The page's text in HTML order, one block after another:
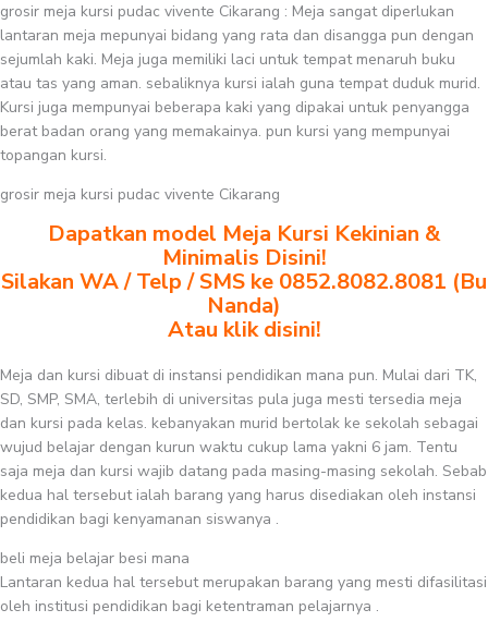
grosir meja kursi pudac vivente Cikarang : Meja sangat diperlukan
lantaran meja mepunyai bidang yang rata dan disangga pun dengan
sejumlah kaki. Meja juga memiliki laci untuk tempat menaruh buku
atau tas yang aman. sebaliknya kursi ialah guna tempat duduk murid.
Kursi juga mempunyai beberapa kaki yang dipakai untuk penyangga
berat badan orang yang memakainya. pun kursi yang mempunyai
topangan kursi.
grosir meja kursi pudac vivente Cikarang
Dapatkan model Meja Kursi Kekinian &
Minimalis Disini!
Silakan WA / Telp / SMS ke 0852.8082.8081 (Bu
Nanda)
Atau klik disini!
Meja dan kursi dibuat di instansi pendidikan mana pun. Mulai dari TK,
SD, SMP, SMA, terlebih di universitas pula juga mesti tersedia meja
dan kursi pada kelas. kebanyakan murid bertolak ke sekolah sebagai
wujud belajar dengan kurun waktu cukup lama yakni 6 jam. Tentu
saja meja dan kursi wajib datang pada masing-masing sekolah. Sebab
kedua hal tersebut ialah barang yang harus disediakan oleh instansi
pendidikan bagi kenyamanan siswanya .
beli meja belajar besi mana
Lantaran kedua hal tersebut merupakan barang yang mesti difasilitasi
oleh institusi pendidikan bagi ketentraman pelajarnya .